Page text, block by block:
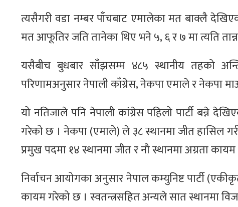
त्यसैगरी वडा नम्बर पाँचबाट एमालेका मत बाक्लै
मत आफूतिर जति तानेका थिए भने ५, ६ र ७ मा त्यति
यसैबीच बुधबार साँझसम्म ४८५ स्थानीय तहको
परिणामअनुसार नेपाली काँग्रेस, नेकपा एमाले र नेकपा
यो नतिजाले पनि नेपाली कांग्रेस पहिलो पार्टी बन्ने
गरेको छ । नेकपा (एमाले) ले ३८ स्थानमा जीत हासिल
प्रमुख पदमा १४ स्थानमा जीत र नौ स्थानमा अग्रता
निर्वाचन आयोगका अनुसार नेपाल कम्युनिष्ट पार्टी
कायम गरेको छ । स्वतन्त्रसहित अन्यले सात स्थानमा